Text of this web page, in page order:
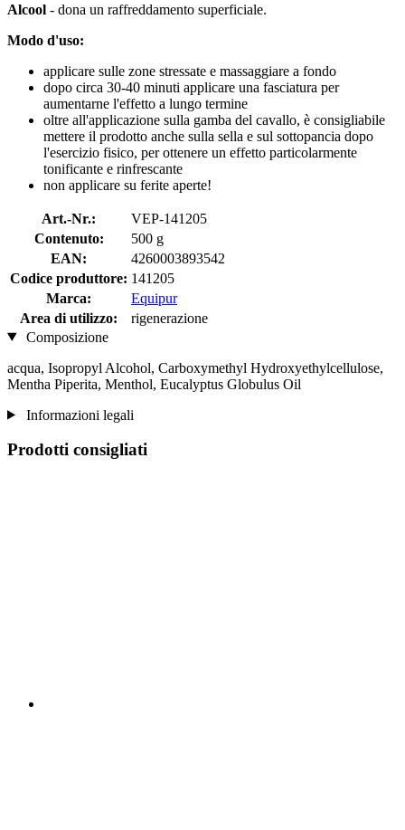
Alcool - dona un raffreddamento superficiale.
Modo d'uso:
applicare sulle zone stressate e massaggiare a fondo
dopo circa 30-40 minuti applicare una fasciatura per
aumentarne l'effetto a lungo termine
oltre all'applicazione sulla gamba del cavallo, è consigliabile
mettere il prodotto anche sulla sella e sul sottopancia dopo
l'esercizio fisico, per ottenere un effetto particolarmente
tonificante e rinfrescante
non applicare su ferite aperte!
Art.-Nr.:
VEP-141205
Contenuto:
500 g
EAN:
4260003893542
Codice produttore: 141205
Marca:
Equipur
Area di utilizzo:
rigenerazione
Composizione
acqua, Isopropyl Alcohol, Carboxymethyl Hydroxyethylcellulose,
Mentha Piperita, Menthol, Eucalyptus Globulus Oil
Informazioni legali
Prodotti consigliati